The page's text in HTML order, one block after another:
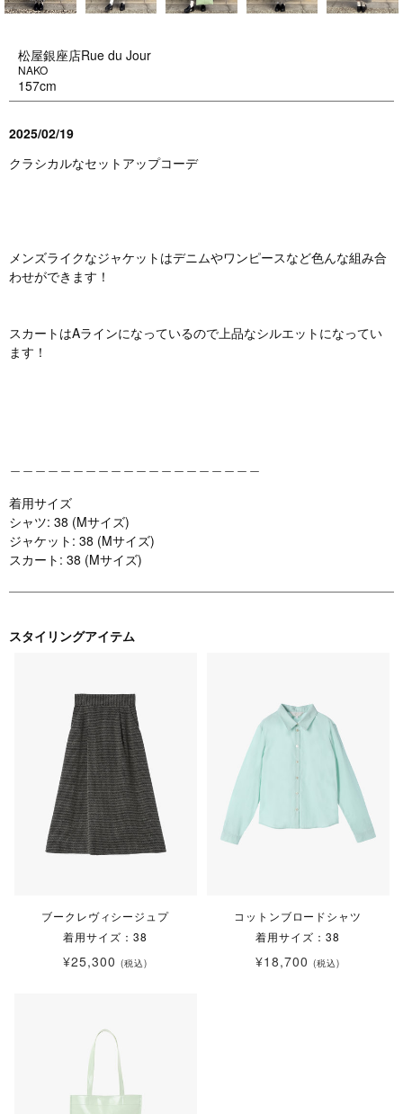
松屋銀座店Rue du Jour
NAKO
157cm
2025/02/19
クラシカルなセットアップコーデ
メンズライクなジャケットはデニムやワンピースなど色んな組み合
わせができます！
スカートはAラインになっているので上品なシルエットになってい
ます！
着用サイズ
シャツ: 38 (Mサイズ)
ジャケット: 38 (Mサイズ)
スカート: 38 (Mサイズ)
スタイリングアイテム
ブークレヴィシージュプ
着用サイズ：38
¥25,300 (税込)
コットンブロードシャツ
着用サイズ：38
¥18,700 (税込)